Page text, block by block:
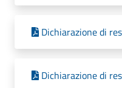
Dichiarazione di
Dichiarazione di